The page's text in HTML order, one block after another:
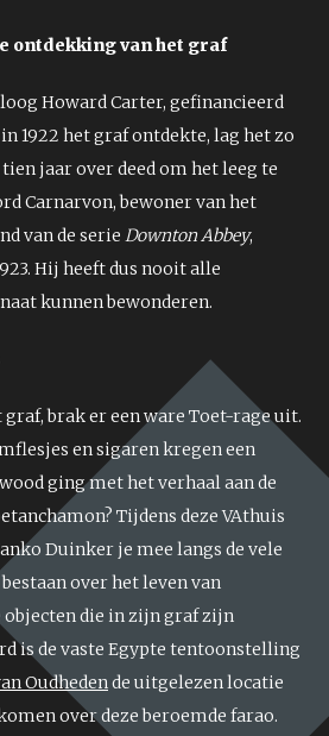
ontdekking van het graf
Howard Carter, gefinancieerd
1922 het graf ontdekte, lag het zo
jaar over deed om het leeg te
Carnarvon, bewoner van het
van de serie Downton Abbey,
Hij heeft dus nooit alle
kunnen bewonderen.
graf, brak er een ware Toet-rage uit.
en sigaren kregen een
ging met het verhaal aan de
Tijdens deze VAthuis
Duinker je mee langs de vele
over het leven van
objecten die in zijn graf zijn
is de vaste Egypte tentoonstelling
Oudheden de uitgelezen locatie
over deze beroemde farao.